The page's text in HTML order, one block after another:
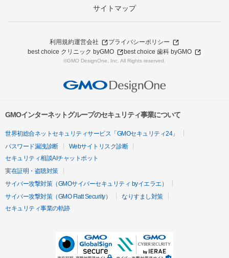
サイトマップ
利用規約運営会社
プライバシーポリシー
best choice クリニック byGMO
best choice 歯科 byGMO
©GMO DesignOne, Inc. All Rights reserved.
GMOインターネットグループのセキュリティ事業について
世界初総合ネットセキュリティサービス「GMOセキュリティ24」
パスワード漏洩診断
Webサイトリスク診断
セキュリティ相談AIチャットボット
実在証明・盗聴対策
サイバー攻撃対策（GMOサイバーセキュリティ byイエラエ）
サイバー攻撃対策（GMO Flatt Security）
なりすまし対策
セキュリティ事業の軌跡